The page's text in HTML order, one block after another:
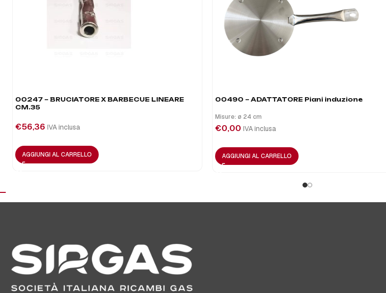
00247 – BRUCIATORE X BARBECUE LINEARE
CM.35
€56,36 IVA inclusa
AGGIUNGI AL CARRELLO
00490 – ADATTATORE Piani induzione
Misure: ø 24 cm
€0,00 IVA inclusa
AGGIUNGI AL CARRELLO